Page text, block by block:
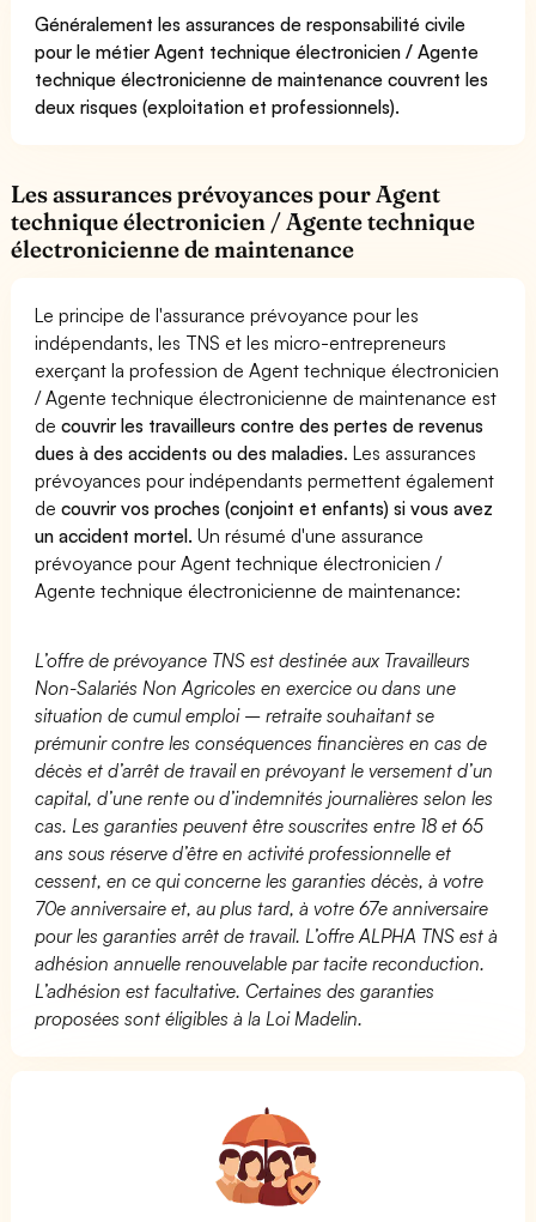
Généralement les assurances de responsabilité civile
pour le métier Agent technique électronicien / Agente
technique électronicienne de maintenance couvrent les
deux risques (exploitation et professionnels).
Les assurances prévoyances pour Agent
technique électronicien / Agente technique
électronicienne de maintenance
Le principe de l'assurance prévoyance pour les
indépendants, les TNS et les micro-entrepreneurs
exerçant la profession de Agent technique électronicien
/ Agente technique électronicienne de maintenance est
decouvrir les travailleurs contre des pertes de revenus
dues à des accidents ou des maladies. Les assurances
prévoyances pour indépendants permettent également
decouvrir vos proches (conjoint et enfants) si vous avez
un accident mortel. Un résumé d'une assurance
prévoyance pour Agent technique électronicien /
Agente technique électronicienne de maintenance:
L’offre de prévoyance TNS est destinée aux Travailleurs
Non-Salariés Non Agricoles en exercice ou dans une
situation de cumul emploi – retraite souhaitant se
prémunir contre les conséquences financières en cas de
décès et d’arrêt de travail en prévoyant le versement d’un
capital, d’une rente ou d’indemnités journalières selon les
cas. Les garanties peuvent être souscrites entre 18 et 65
ans sous réserve d’être en activité professionnelle et
cessent, en ce qui concerne les garanties décès, à votre
70e anniversaire et, au plus tard, à votre 67e anniversaire
pour les garanties arrêt de travail. L’offre ALPHA TNS est à
adhésion annuelle renouvelable par tacite reconduction.
L’adhésion est facultative. Certaines des garanties
proposées sont éligibles à la Loi Madelin.